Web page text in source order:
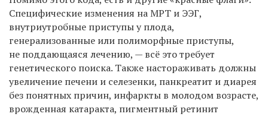
Специфические изменения на МРТ и ЭЭГ,
внутриутробные приступы у плода,
генерализованные или полиморфные приступы,
не поддающаяся лечению, — всё это требует
генетического поиска. Также настораживать должны
увеличение печени и селезенки, панкреатит и диарея
без понятных причин, инфаркты в молодом возрасте,
врожденная катаракта, пигментный ретинит